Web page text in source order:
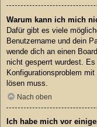
Warum kann ich mich
Dafür gibt es viele
Benutzername und dein
wende dich an einen
nicht gesperrt wurdest.
Konfigurationsproblem
lösen muss.
Nach oben
Ich habe mich vor